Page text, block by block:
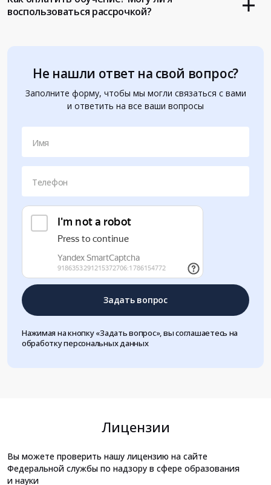
Не нашли ответ на свой вопрос?
Заполните форму, чтобы мы могли связаться с вами
и ответить на все ваши вопросы
Имя
Телефон
Задать вопрос
Нажимая на кнопку «Задать вопрос», вы соглашаетесь на
обработку персональных данных
воспользоваться рассрочкой?
Лицензии
Вы можете проверить нашу лицензию на сайте
Федеральной службы по надзору в сфере образования
и науки